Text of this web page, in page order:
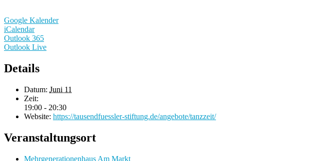
Google Kalender
iCalendar
Outlook 365
Outlook Live
Details
Datum: Juni 11
Zeit:
19:00 - 20:30
Website: https://tausendfuessler-stiftung.de/angebote/tanzzeit/
Veranstaltungsort
Mehrgenerationenhaus Am Markt